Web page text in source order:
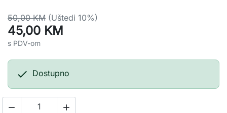
50,00 KM (Uštedi 10%)
45,00 KM
s PDV-om
 Dostupno
 